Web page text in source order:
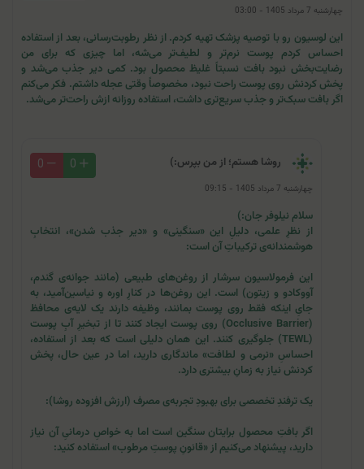
چهارشنبه 7 مرداد 1405 - 03:00
این لوسیون رو با توصیه پزشک تهیه کردم. از نظر رطوبت‌رسانی، بعد از استفاده
احساس کردم پوست نرم‌تر و لطیف‌تر می‌شه، اما چیزی که برای من
رضایت‌بخش نبود بافت نسبتاً غلیظ محصول بود. کمی دیر جذب می‌شد و
پخش کردنش روی پوست راحت نبود، مخصوصاً وقتی عجله داشتم. فکر می‌کنم
اگر بافت سبک‌تر و جذب سریع‌تری داشت، استفاده روزانه ازش راحت‌تر می‌شد.
روشا هستم؛ از من بپرس:) 0
0
چهارشنبه 7 مرداد 1405 - 09:15
سلام نیلوفر جان:)
از نظرِ علمی، دلیلِ این «سنگینی» و «دیر جذب شدن»، انتخابِ
هوشمندانه‌ی ترکیباتِ آن است:
این فرمولاسیون سرشار از روغن‌های طبیعی (مانند جوانه‌ی گندم،
آووکادو و زیتون) است. این روغن‌ها در کنارِ اوره و نیاسین‌آمید، به
جایِ اینکه فقط روی پوست بمانند، وظیفه دارند یک لایه‌ی محافظ
(Occlusive Barrier) روی پوست ایجاد کنند تا از تبخیرِ آبِ پوست
(TEWL) جلوگیری کنند. این همان دلیلی است که بعد از استفاده،
احساسِ «نرمی و لطافت» ماندگاری دارید، اما در عین حال، پخش
کردنش نیاز به زمانِ بیشتری دارد.
یک ترفندِ تخصصی برای بهبودِ تجربه‌ی مصرف (ارزش افزوده روشا):
اگر بافتِ محصول برایتان سنگین است اما به خواصِ درمانیِ آن نیاز
دارید، پیشنهاد می‌کنیم از «قانونِ پوستِ مرطوب» استفاده کنید: